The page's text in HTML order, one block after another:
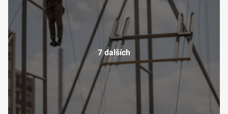
7 dalších